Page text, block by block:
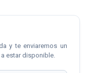
y te enviaremos un
estar disponible.